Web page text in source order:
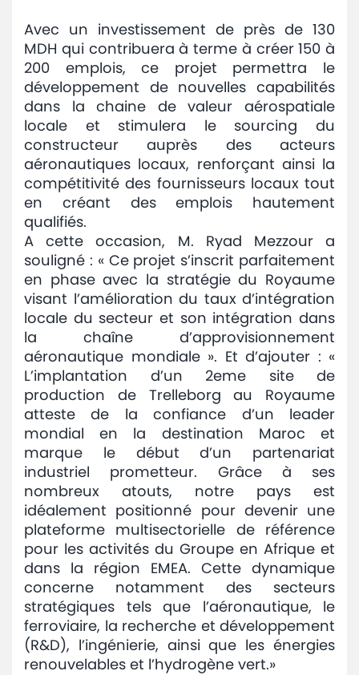
Avec un investissement de près de 130
MDH qui contribuera à terme à créer 150 à
200 emplois, ce projet permettra le
développement de nouvelles capabilités
dans la chaine de valeur aérospatiale
locale et stimulera le sourcing du
constructeur auprès des acteurs
aéronautiques locaux, renforçant ainsi la
compétitivité des fournisseurs locaux tout
en créant des emplois hautement
qualifiés.
A cette occasion, M. Ryad Mezzour a
souligné : « Ce projet s’inscrit parfaitement
en phase avec la stratégie du Royaume
visant l’amélioration du taux d’intégration
locale du secteur et son intégration dans
la chaîne d’approvisionnement
aéronautique mondiale ». Et d’ajouter : «
L’implantation d’un 2eme site de
production de Trelleborg au Royaume
atteste de la confiance d’un leader
mondial en la destination Maroc et
marque le début d’un partenariat
industriel prometteur. Grâce à ses
nombreux atouts, notre pays est
idéalement positionné pour devenir une
plateforme multisectorielle de référence
pour les activités du Groupe en Afrique et
dans la région EMEA. Cette dynamique
concerne notamment des secteurs
stratégiques tels que l’aéronautique, le
ferroviaire, la recherche et développement
(R&D), l’ingénierie, ainsi que les énergies
renouvelables et l’hydrogène vert.»